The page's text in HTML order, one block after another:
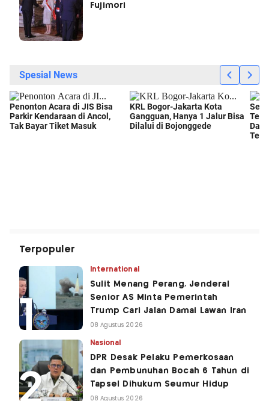
Fujimori
Terpopuler
International
Sulit Menang Perang, Jenderal
Senior AS Minta Pemerintah
Trump Cari Jalan Damai Lawan Iran
08 Agustus 2026
Nasional
DPR Desak Pelaku Pemerkosaan
dan Pembunuhan Bocah 6 Tahun di
Tapsel Dihukum Seumur Hidup
08 Agustus 2026